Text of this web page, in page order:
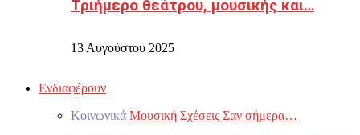
Τριήμερο θεάτρου, μουσικής και…
13 Αυγούστου 2025
Ενδιαφέρουν
Κοινωνικά Μουσική Σχέσεις Σαν σήμερα…